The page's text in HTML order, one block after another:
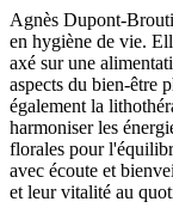
Agnès Dupont-
en hygiène de vie.
axé sur une
aspects du bien-être
également la
harmoniser les
florales pour
avec écoute et
et leur vitalité au